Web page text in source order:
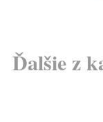
Ďalšie z